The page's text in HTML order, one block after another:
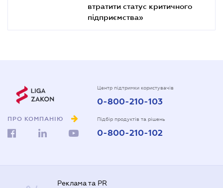
втратити статус критичного
підприємства»
ПРО КОМПАНІЮ
Центр підтримки користувачів
0-800-210-103
Підбір продуктів та рішень
0-800-210-102
Реклама та PR